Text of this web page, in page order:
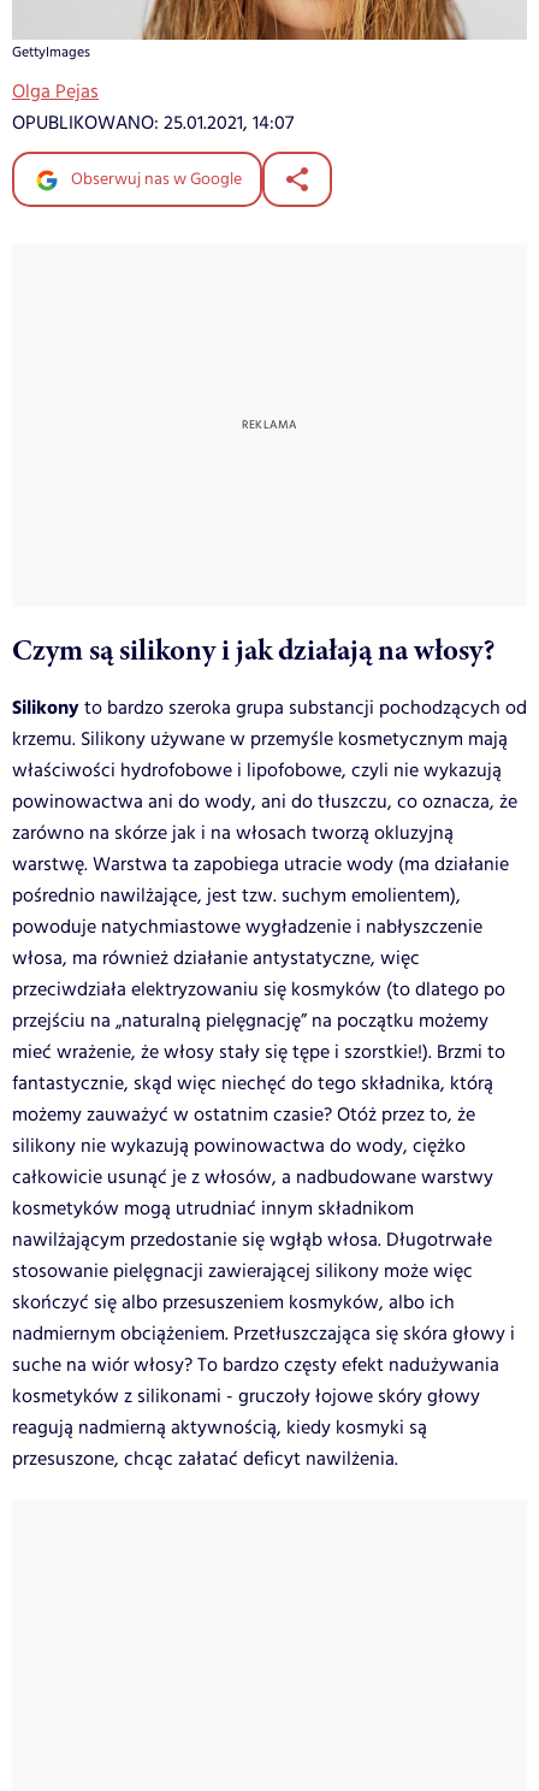
GettyImages
Olga Pejas
OPUBLIKOWANO: 25.01.2021, 14:07
Obserwuj nas w Google
Czym są silikony i jak działają na włosy?
Silikonyto bardzo szeroka grupa substancji pochodzących od
krzemu. Silikony używane w przemyśle kosmetycznym mają
właściwości hydrofobowe i lipofobowe, czyli nie wykazują
powinowactwa ani do wody, ani do tłuszczu, co oznacza, że
zarówno na skórze jak i na włosach tworzą okluzyjną
warstwę. Warstwa ta zapobiega utracie wody (ma działanie
pośrednio nawilżające, jest tzw. suchym emolientem),
powoduje natychmiastowe wygładzenie i nabłyszczenie
włosa, ma również działanie antystatyczne, więc
przeciwdziała elektryzowaniu się kosmyków (to dlatego po
przejściu na „naturalną pielęgnację” na początku możemy
mieć wrażenie, że włosy stały się tępe i szorstkie!). Brzmi to
fantastycznie, skąd więc niechęć do tego składnika, którą
możemy zauważyć w ostatnim czasie? Otóż przez to, że
silikony nie wykazują powinowactwa do wody, ciężko
całkowicie usunąć je z włosów, a nadbudowane warstwy
kosmetyków mogą utrudniać innym składnikom
nawilżającym przedostanie się wgłąb włosa. Długotrwałe
stosowanie pielęgnacji zawierającej silikony może więc
skończyć się albo przesuszeniem kosmyków, albo ich
nadmiernym obciążeniem. Przetłuszczająca się skóra głowy i
suche na wiór włosy? To bardzo częsty efekt nadużywania
kosmetyków z silikonami - gruczoły łojowe skóry głowy
reagują nadmierną aktywnością, kiedy kosmyki są
przesuszone, chcąc załatać deficyt nawilżenia.